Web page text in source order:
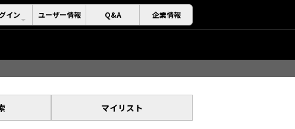
イン ユーザー情報 Q&A 企業情報
マイリスト